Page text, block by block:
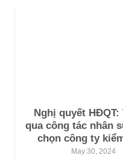
Nghị quyết HĐQT:
qua công tác nhân
chọn công ty
May 30, 2024